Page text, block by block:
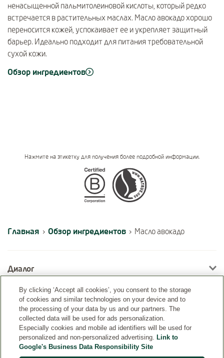
ненасыщенной пальмитолеиновой кислоты, который редко
встречается в растительных маслах. Масло авокадо хорошо
переносится кожей, успокаивает ее и укрепляет защитный
барьер. Идеально подходит для питания требовательной
сухой кожи.
Обзор ингредиентов
Certifications
Нажмите на этикетку для получения более подробной информации.
Главная › Обзор ингредиентов › Масло авокадо
Диалог
Информация
By clicking ‘Accept all cookies’, you consent to the storage
of cookies and similar technologies on your device and to
the processing of your data by us and our partners. The
collected data will be used for ads personalization.
Especially cookies and mobile ad identifiers will be used for
personalized and non-personalized advertising. Link to
Google's Business Data Responsibility Site